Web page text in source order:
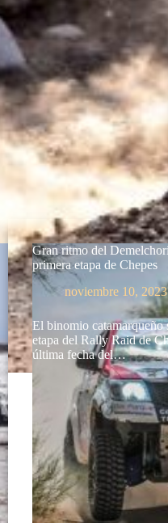
Gran ritmo del
primera etapa de Chepes
noviembre 10, 2023
El binomio catamarqueño
etapa del Rally Raid de
última fecha del…